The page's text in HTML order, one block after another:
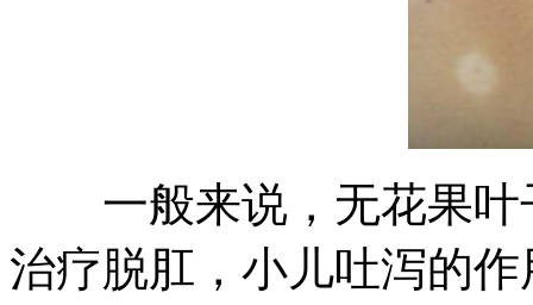
一般来说，无花果叶
治疗脱肛，小儿吐泻的